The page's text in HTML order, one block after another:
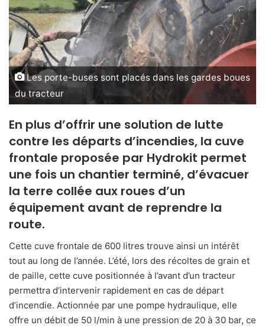
r
u
n
c
o
u
r
r
l
Les porte-buses sont placés dans les gardes boues
du tracteur
En plus d’offrir une solution de lutte
contre les départs d’incendies, la cuve
frontale proposée par Hydrokit permet
une fois un chantier terminé, d’évacuer
la terre collée aux roues d’un
équipement avant de reprendre la
route.
Cette cuve frontale de 600 litres trouve ainsi un intérêt
tout au long de l’année. L’été, lors des récoltes de grain et
de paille, cette cuve positionnée à l’avant d’un tracteur
permettra d’intervenir rapidement en cas de départ
d’incendie. Actionnée par une pompe hydraulique, elle
offre un débit de 50 l/min à une pression de 20 à 30 bar, ce